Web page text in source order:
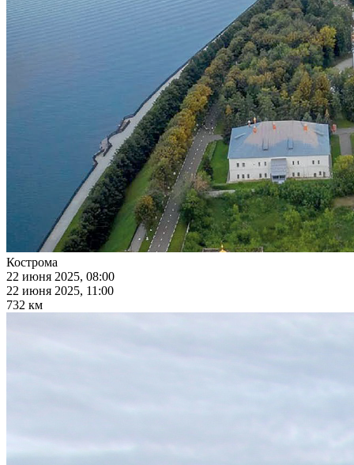
Кострома
22 июня 2025, 08:00
22 июня 2025, 11:00
732 км